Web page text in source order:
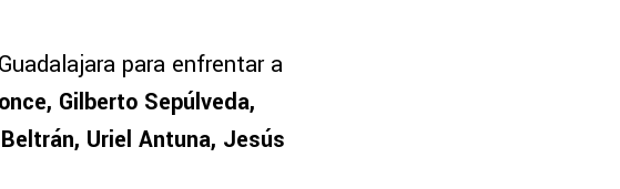
para enfrentar a
Gilberto Sepúlveda,
Uriel Antuna, Jesús